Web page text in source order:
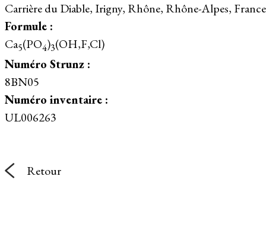
Carrière du Diable, Irigny, Rhône, Rhône-Alpes, France
Formule :
Ca5(PO4)3(OH,F,Cl)
Numéro Strunz :
8BN05
Numéro inventaire :
UL006263
Retour